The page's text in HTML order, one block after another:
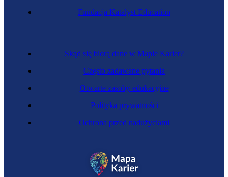
Skąd się biorą dane w Mapie Karier?
Często zadawane pytania
Otwarte zasoby edukacyjne
Polityka prywatności
Ochrona przed nadużyciami
Fundacja Katalyst Education